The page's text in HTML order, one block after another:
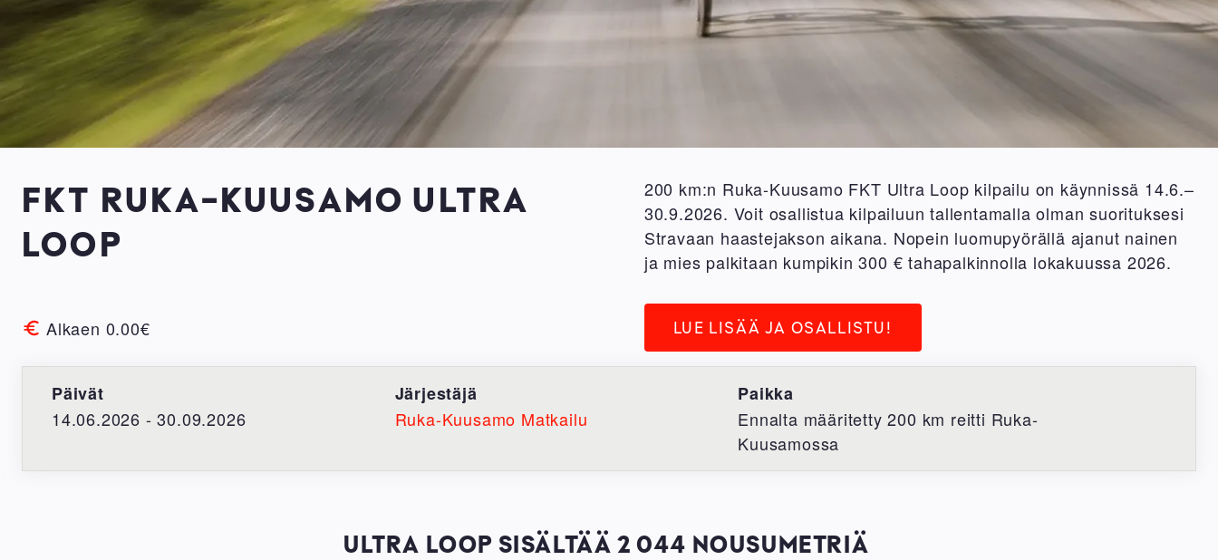
FKT RUKA-KUUSAMO ULTRA
LOOP
Alkaen 0.00€
200 km:n Ruka-Kuusamo FKT Ultra Loop kilpailu on käynnissä 14.6.–
30.9.2026. Voit osallistua kilpailuun tallentamalla olman suorituksesi
Stravaan haastejakson aikana. Nopein luomupyörällä ajanut nainen
ja mies palkitaan kumpikin 300 € tahapalkinnolla lokakuussa 2026.
LUE LISÄÄ JA OSALLISTU!
Päivät
14.06.2026 - 30.09.2026
Järjestäjä
Ruka-Kuusamo Matkailu
Paikka
Ennalta määritetty 200 km reitti Ruka-
Kuusamossa
ULTRA LOOP SISÄLTÄÄ 2 044 NOUSUMETRIÄ